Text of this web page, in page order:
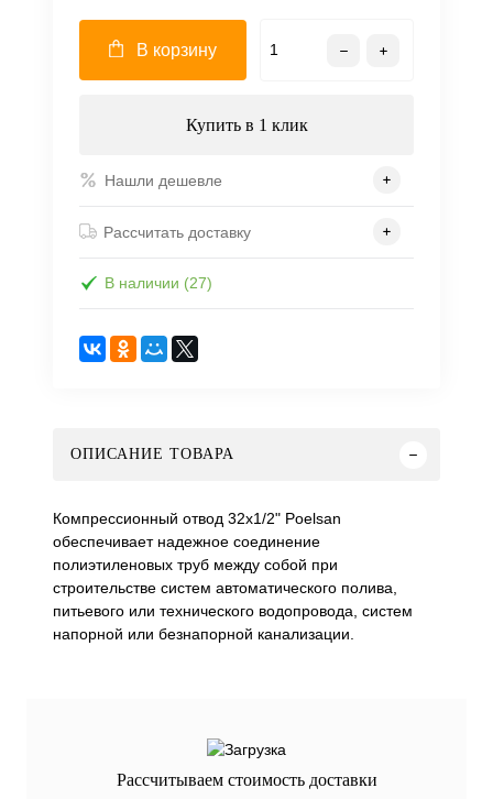
В корзину
Купить в 1 клик
Нашли дешевле
Рассчитать доставку
В наличии (27)
ОПИСАНИЕ ТОВАРА
Компрессионный отвод 32х1/2" Poelsan
обеспечивает надежное соединение
полиэтиленовых труб между собой при
строительстве систем автоматического полива,
питьевого или технического водопровода, систем
напорной или безнапорной канализации.
Рассчитываем стоимость доставки